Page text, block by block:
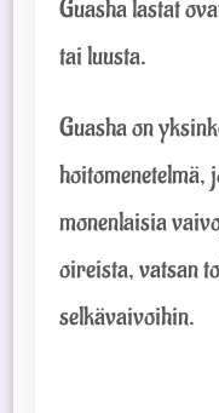
Guasha lastat
tai luusta.
Guasha on
hoitomenetelmä,
monenlaisia
oireista, vatsan
selkävaivoihin.